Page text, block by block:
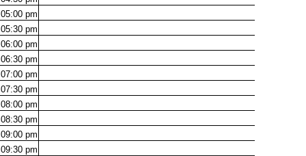
05:00 pm
05:30 pm
06:00 pm
06:30 pm
07:00 pm
07:30 pm
08:00 pm
08:30 pm
09:00 pm
09:30 pm